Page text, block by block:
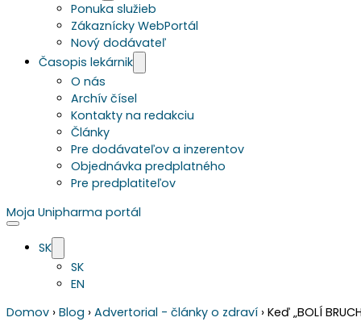
Ponuka služieb
Zákaznícky WebPortál
Nový dodávateľ
Časopis lekárnik
O nás
Archív čísel
Kontakty na redakciu
Články
Pre dodávateľov a inzerentov
Objednávka predplatného
Pre predplatiteľov
Moja Unipharma portál
SK
SK
EN
Domov › Blog › Advertorial - články o zdraví › Keď „BOLÍ